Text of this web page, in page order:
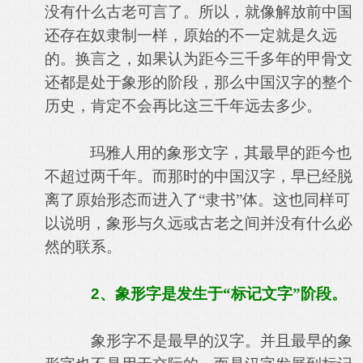
没有什么古老可言了。所以，就像解放前中国
还存在奴隶制一样，原始的不一定就是久远
的。换言之，如果认为距今三千多年的甲骨文
还都是处于象形的阶段，那么中国汉字的整个
历史，肯定不会再比这三千年远去多少。
玛雅人用的象形文字，其最早的距今也
不超过两千年。而那时的中国汉字，早已经脱
离了原始形态而进入了“隶书”体。这也同样可
以说明，象形与久远或古老之间并没有什么必
然的联系。
2、象形字是发生于“标记文字”阶段。
象形字不是最早的汉字。并且最早的象